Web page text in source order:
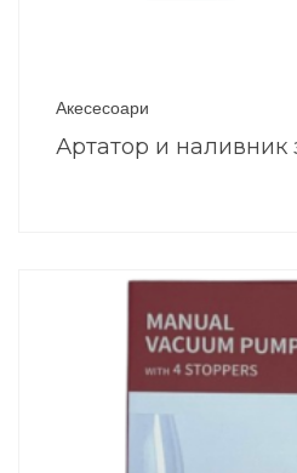
Акесесоари
Артатор и